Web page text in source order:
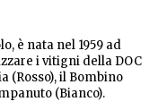
è nata nel 1959 ad
i vitigni della DOC
(Rosso), il Bombino
(Bianco).